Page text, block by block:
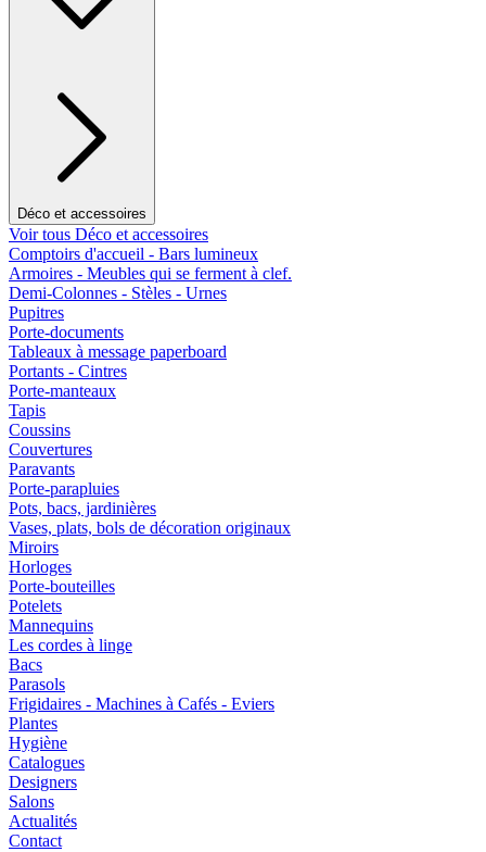
Déco et accessoires
Voir tous Déco et accessoires
Comptoirs d'accueil - Bars lumineux
Armoires - Meubles qui se ferment à clef.
Demi-Colonnes - Stèles - Urnes
Pupitres
Porte-documents
Tableaux à message paperboard
Portants - Cintres
Porte-manteaux
Tapis
Coussins
Couvertures
Paravants
Porte-parapluies
Pots, bacs, jardinières
Vases, plats, bols de décoration originaux
Miroirs
Horloges
Porte-bouteilles
Potelets
Mannequins
Les cordes à linge
Bacs
Parasols
Frigidaires - Machines à Cafés - Eviers
Plantes
Hygiène
Catalogues
Designers
Salons
Actualités
Contact